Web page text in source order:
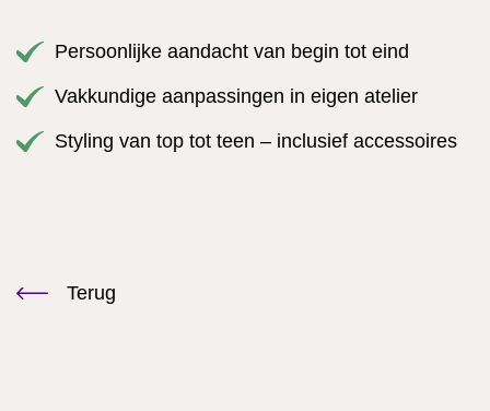
Persoonlijke aandacht van begin tot eind
Vakkundige aanpassingen in eigen atelier
Styling van top tot teen – inclusief accessoires
Terug